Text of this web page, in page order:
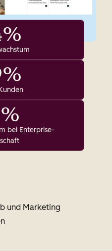
bei Enterprise-
und Marketing